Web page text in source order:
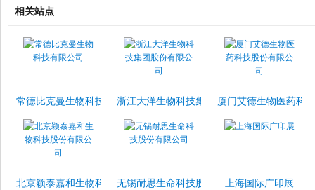
相关站点
常德比克曼生物科技有限公司浙江大洋生物科技集团股份有限公司
厦门艾德生物医药科
北京颖泰嘉和生物科技股份有限公司无锡耐思生命科技股份有限公司上海国际广印展